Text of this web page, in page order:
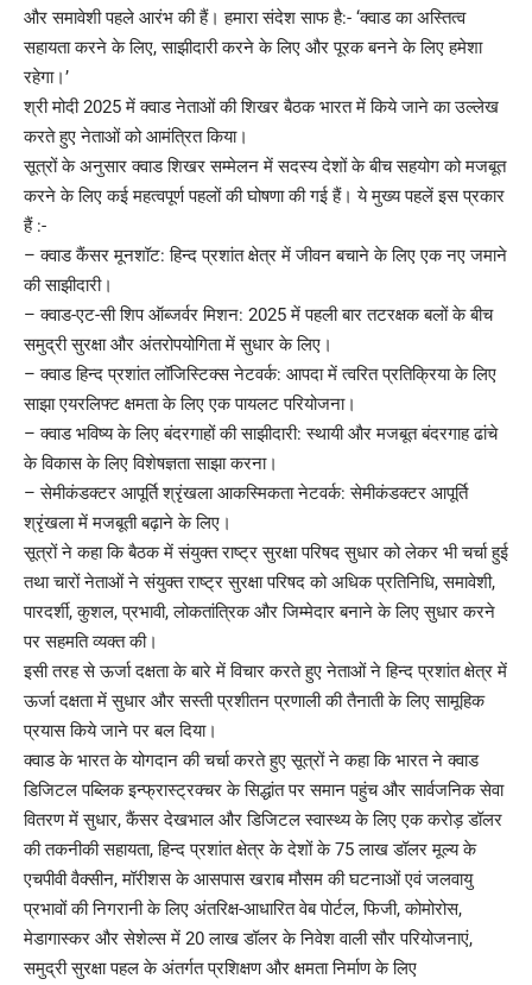
और समावेशी पहले आरंभ की हैं। हमारा संदेश साफ है:- ‘क्वाड का अस्तित्व
सहायता करने के लिए, साझीदारी करने के लिए और पूरक बनने के लिए हमेशा
रहेगा।’
श्री मोदी 2025 में क्वाड नेताओं की शिखर बैठक भारत में किये जाने का उल्लेख
करते हुए नेताओं को आमंत्रित किया।
सूत्रों के अनुसार क्वाड शिखर सम्मेलन में सदस्य देशों के बीच सहयोग को मजबूत
करने के लिए कई महत्वपूर्ण पहलों की घोषणा की गई हैं। ये मुख्य पहलें इस प्रकार
हैं :-
– क्वाड कैंसर मूनशॉट: हिन्द प्रशांत क्षेत्र में जीवन बचाने के लिए एक नए जमाने
की साझीदारी।
– क्वाड-एट-सी शिप ऑब्जर्वर मिशन: 2025 में पहली बार तटरक्षक बलों के बीच
समुद्री सुरक्षा और अंतरोपयोगिता में सुधार के लिए।
– क्वाड हिन्द प्रशांत लॉजिस्टिक्स नेटवर्क: आपदा में त्वरित प्रतिक्रिया के लिए
साझा एयरलिफ्ट क्षमता के लिए एक पायलट परियोजना।
– क्वाड भविष्य के लिए बंदरगाहों की साझीदारी: स्थायी और मजबूत बंदरगाह ढांचे
के विकास के लिए विशेषज्ञता साझा करना।
– सेमीकंडक्टर आपूर्ति श्रृंखला आकस्मिकता नेटवर्क: सेमीकंडक्टर आपूर्ति
श्रृंखला में मजबूती बढ़ाने के लिए।
सूत्रों ने कहा कि बैठक में संयुक्त राष्ट्र सुरक्षा परिषद सुधार को लेकर भी चर्चा हुई
तथा चारों नेताओं ने संयुक्त राष्ट्र सुरक्षा परिषद को अधिक प्रतिनिधि, समावेशी,
पारदर्शी, कुशल, प्रभावी, लोकतांत्रिक और जिम्मेदार बनाने के लिए सुधार करने
पर सहमति व्यक्त की।
इसी तरह से ऊर्जा दक्षता के बारे में विचार करते हुए नेताओं ने हिन्द प्रशांत क्षेत्र में
ऊर्जा दक्षता में सुधार और सस्ती प्रशीतन प्रणाली की तैनाती के लिए सामूहिक
प्रयास किये जाने पर बल दिया।
क्वाड के भारत के योगदान की चर्चा करते हुए सूत्रों ने कहा कि भारत ने क्वाड
डिजिटल पब्लिक इन्फ्रास्ट्रक्चर के सिद्धांत पर समान पहुंच और सार्वजनिक सेवा
वितरण में सुधार, कैंसर देखभाल और डिजिटल स्वास्थ्य के लिए एक करोड़ डॉलर
की तकनीकी सहायता, हिन्द प्रशांत क्षेत्र के देशों के 75 लाख डॉलर मूल्य के
एचपीवी वैक्सीन, मॉरीशस के आसपास खराब मौसम की घटनाओं एवं जलवायु
प्रभावों की निगरानी के लिए अंतरिक्ष-आधारित वेब पोर्टल, फिजी, कोमोरोस,
मेडागास्कर और सेशेल्स में 20 लाख डॉलर के निवेश वाली सौर परियोजनाएं,
समुद्री सुरक्षा पहल के अंतर्गत प्रशिक्षण और क्षमता निर्माण के लिए